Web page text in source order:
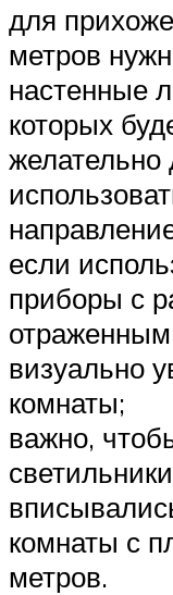
для
метров
настенные
которых
желательно
если
приборы с
визуально
комнаты;
важно,
комнаты с
метров.